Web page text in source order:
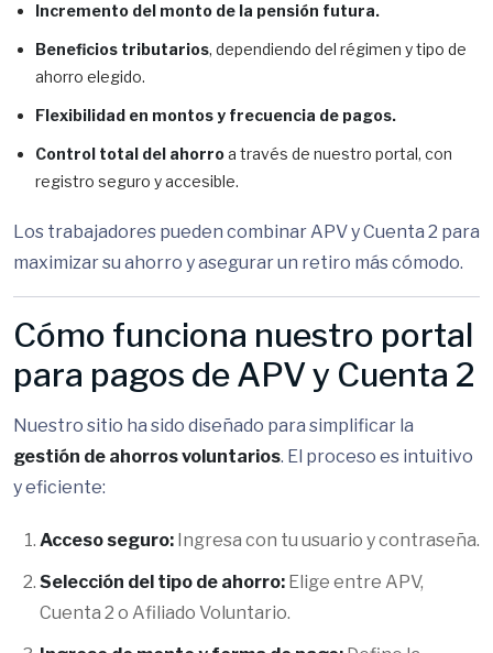
Incremento del monto de la pensión futura.
Beneficios tributarios, dependiendo del régimen y tipo de
ahorro elegido.
Flexibilidad en montos y frecuencia de pagos.
Control total del ahorroa través de nuestro portal, con
registro seguro y accesible.
Los trabajadores pueden combinar APV y Cuenta 2 para
maximizar su ahorro y asegurar un retiro más cómodo.
Cómo funciona nuestro portal
para pagos de APV y Cuenta 2
Nuestro sitio ha sido diseñado para simplificar la
gestión de ahorros voluntarios. El proceso es intuitivo
y eficiente:
Acceso seguro: Ingresa con tu usuario y contraseña.
Selección del tipo de ahorro: Elige entre APV,
Cuenta 2 o Afiliado Voluntario.